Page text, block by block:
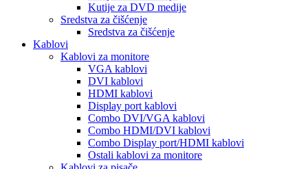
Kutije za DVD medije
Sredstva za čišćenje
Sredstva za čišćenje
Kablovi
Kablovi za monitore
VGA kablovi
DVI kablovi
HDMI kablovi
Display port kablovi
Combo DVI/VGA kablovi
Combo HDMI/DVI kablovi
Combo Display port/HDMI kablovi
Ostali kablovi za monitore